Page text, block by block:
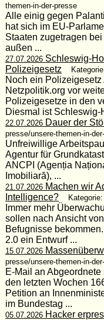
themen-in-der-presse
Alle einig gegen
hat sich im EU-
Staaten zugetragen
außen ...
27.07.2026Schleswig-
Polizeigesetz
Noch ein
Netzpolitik.org vor
Polizeigesetze in den
Diesmal ist Schleswig-
22.07.2026Dauer der
presse/unsere-themen-in-
Unfreiwillige
Agentur für
ANCPI (Agenția
Imobiliară), ...
21.07.2026Machen wir
Intelligence?
Immer mehr
sollen nach Ansicht
Befugnisse
2.0 ein Entwurf ...
15.07.2026
presse/unsere-themen-in-
E-Mail an
den letzten Wochen
Petition an
im Bundestag ...
05.07.2026Hacker